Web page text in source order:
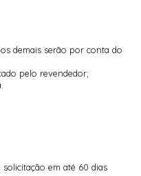
demais serão por conta do
pelo revendedor;
em até 60 dias